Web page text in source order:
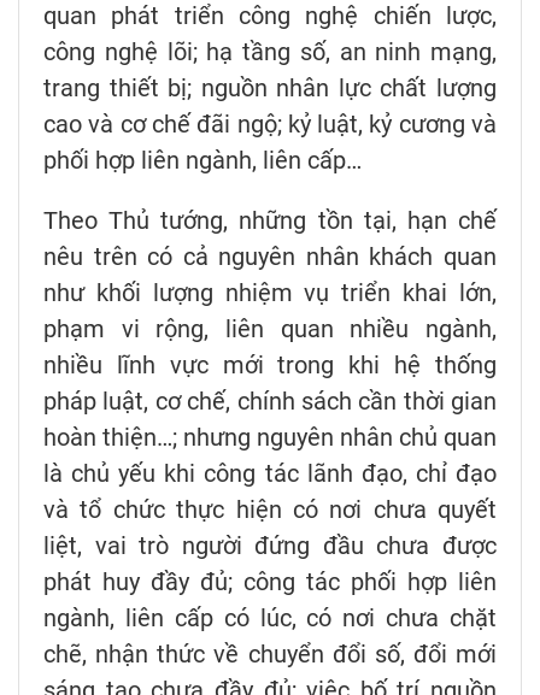
quan phát triển công nghệ chiến lược,
công nghệ lõi; hạ tầng số, an ninh mạng,
trang thiết bị; nguồn nhân lực chất lượng
cao và cơ chế đãi ngộ; kỷ luật, kỷ cương và
phối hợp liên ngành, liên cấp…
Theo Thủ tướng, những tồn tại, hạn chế
nêu trên có cả nguyên nhân khách quan
như khối lượng nhiệm vụ triển khai lớn,
phạm vi rộng, liên quan nhiều ngành,
nhiều lĩnh vực mới trong khi hệ thống
pháp luật, cơ chế, chính sách cần thời gian
hoàn thiện…; nhưng nguyên nhân chủ quan
là chủ yếu khi công tác lãnh đạo, chỉ đạo
và tổ chức thực hiện có nơi chưa quyết
liệt, vai trò người đứng đầu chưa được
phát huy đầy đủ; công tác phối hợp liên
ngành, liên cấp có lúc, có nơi chưa chặt
chẽ, nhận thức về chuyển đổi số, đổi mới